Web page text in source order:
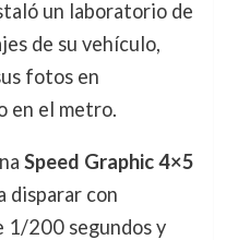
un laboratorio de
de su vehículo,
fotos en
en el metro.
Speed Graphic 4×5
disparar con
1/200 segundos y